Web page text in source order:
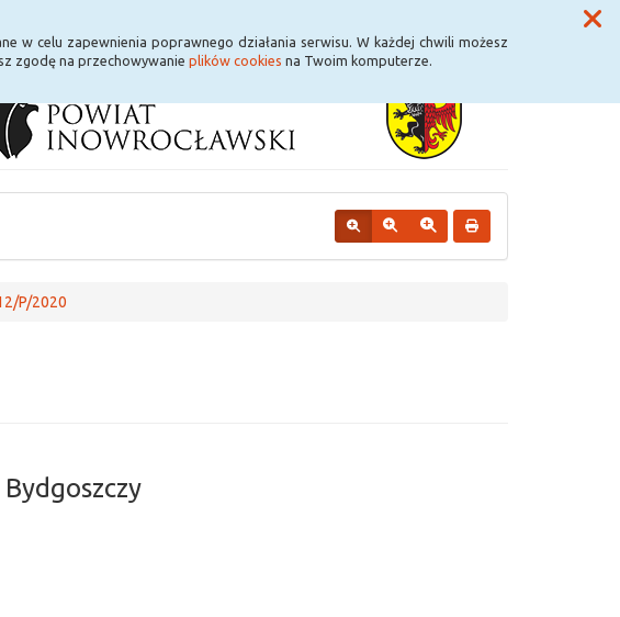
w celu zapewnienia poprawnego działania serwisu. W każdej chwili możesz
zgodę na przechowywanie plików cookies na Twoim komputerze.
P/2020